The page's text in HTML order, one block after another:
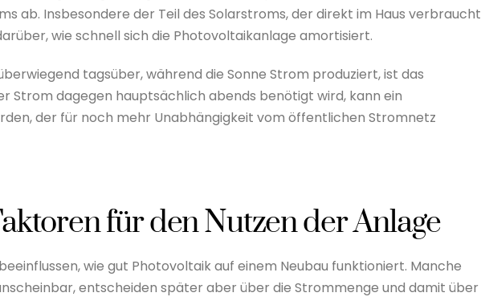
ab. Insbesondere der Teil des Solarstroms, der direkt im Haus verbraucht
wie schnell sich die Photovoltaikanlage amortisiert.
tagsüber, während die Sonne Strom produziert, ist das
Strom dagegen hauptsächlich abends benötigt wird, kann ein
der für noch mehr Unabhängigkeit vom öffentlichen Stromnetz
für den Nutzen der Anlage
wie gut Photovoltaik auf einem Neubau funktioniert. Manche
entscheiden später aber über die Strommenge und damit über